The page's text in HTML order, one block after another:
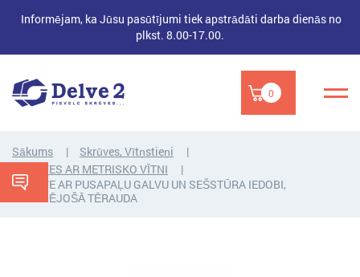
Informējam, ka Jūsu pasūtījumi tiek apstrādāti darba dienās no
plkst. 8.00-17.00.
0
Sākums
Skrūves, Vītņstieņi
SKRŪVES AR METRISKO VĪTNI
SKRŪVE AR PUSAPAĻU GALVU UN SEŠSTŪRA IEDOBI,
NERŪSĒJOŠĀ TĒRAUDA